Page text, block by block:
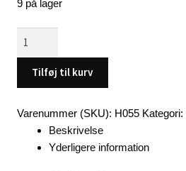
9 på lager
Sølv),
mm.
Tilføj til kurv
Varenummer (SKU): H055 Kategori:
Beskrivelse
Yderligere information